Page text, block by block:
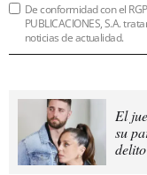
De conformidad con el
PUBLICACIONES, S.A.
noticias de actualidad.
El
su